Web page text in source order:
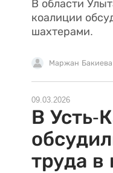
В области
коалиции
шахтерами.
Маржан Бакиева
09.03.2026
В Усть-
труда в